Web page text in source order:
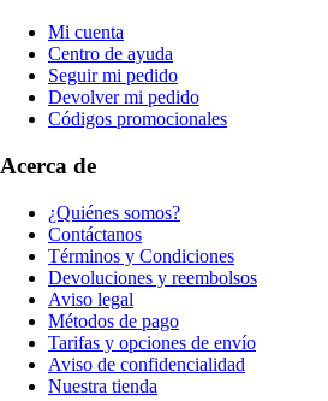
Mi cuenta
Centro de ayuda
Seguir mi pedido
Devolver mi pedido
Códigos promocionales
Acerca de
¿Quiénes somos?
Contáctanos
Términos y Condiciones
Devoluciones y reembolsos
Aviso legal
Métodos de pago
Tarifas y opciones de envío
Aviso de confidencialidad
Nuestra tienda